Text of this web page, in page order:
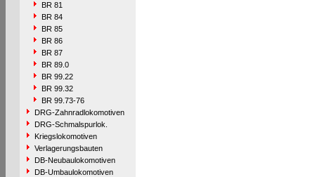
BR 81
BR 84
BR 85
BR 86
BR 87
BR 89.0
BR 99.22
BR 99.32
BR 99.73-76
DRG-Zahnradlokomotiven
DRG-Schmalspurlok.
Kriegslokomotiven
Verlagerungsbauten
DB-Neubaulokomotiven
DB-Umbaulokomotiven